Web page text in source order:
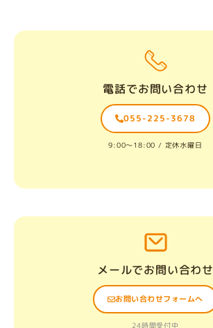
電話でお問い合わせ
055-225-3678
9:00〜18:00 / 定休水曜日
メールでお問い合わせ
お問い合わせフォームへ
24時間受付中